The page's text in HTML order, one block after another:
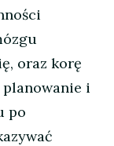
oraz korę
planowanie i
po